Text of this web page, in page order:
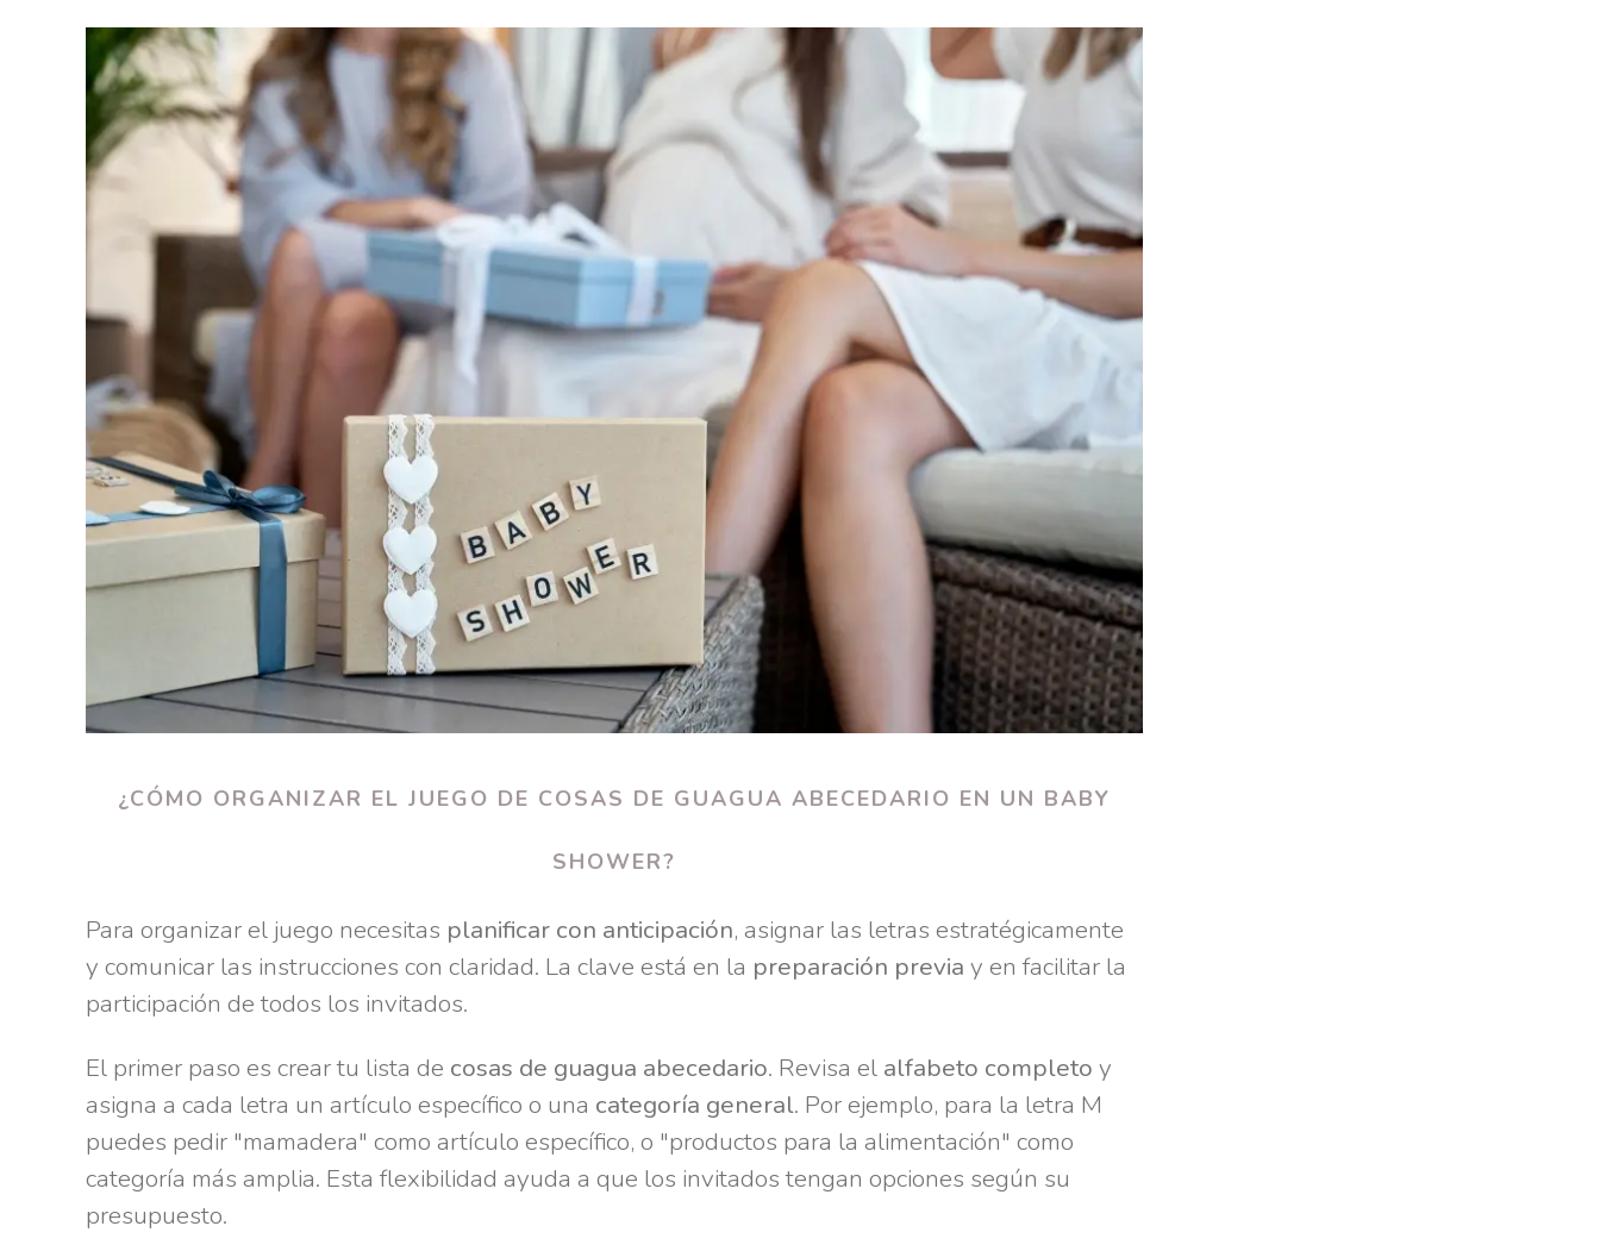
¿CÓMO ORGANIZAR EL JUEGO DE COSAS DE GUAGUA ABECEDARIO EN UN BABY
SHOWER?
Para organizar el juego necesitas planificar con anticipación, asignar las letras estratégicamente
y comunicar las instrucciones con claridad. La clave está en la preparación previa y en facilitar la
participación de todos los invitados.
El primer paso es crear tu lista de cosas de guagua abecedario. Revisa el alfabeto completo y
asigna a cada letra un artículo específico o una categoría general. Por ejemplo, para la letra M
puedes pedir "mamadera" como artículo específico, o "productos para la alimentación" como
categoría más amplia. Esta flexibilidad ayuda a que los invitados tengan opciones según su
presupuesto.